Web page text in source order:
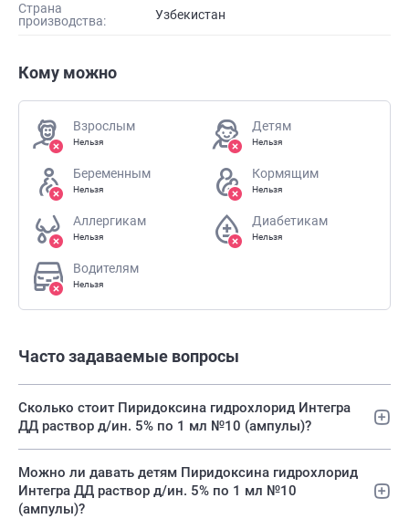
Страна
производства:
Узбекистан
Кому можно
Взрослым
Нельзя
Детям
Нельзя
Беременным
Нельзя
Кормящим
Нельзя
Аллергикам
Нельзя
Диабетикам
Нельзя
Водителям
Нельзя
Часто задаваемые вопросы
Сколько стоит Пиридоксина гидрохлорид Интегра
ДД раствор д/ин. 5% по 1 мл №10 (ампулы)?
Можно ли давать детям Пиридоксина гидрохлорид
Интегра ДД раствор д/ин. 5% по 1 мл №10
(ампулы)?